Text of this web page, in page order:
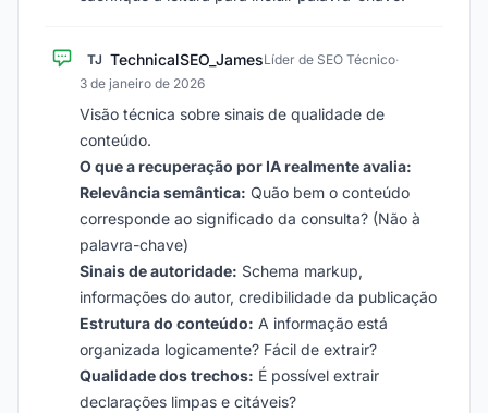
TJ TechnicalSEO_JamesLíder de SEO Técnico·
3 de janeiro de 2026
Visão técnica sobre sinais de qualidade de
conteúdo.
O que a recuperação por IA realmente avalia:
Relevância semântica: Quão bem o conteúdo
corresponde ao significado da consulta? (Não à
palavra-chave)
Sinais de autoridade: Schema markup,
informações do autor, credibilidade da publicação
Estrutura do conteúdo: A informação está
organizada logicamente? Fácil de extrair?
Qualidade dos trechos: É possível extrair
declarações limpas e citáveis?